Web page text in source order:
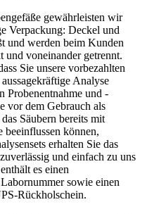
gewährleisten wir
Verpackung: Deckel und
und werden beim Kunden
und voneinander getrennt.
Sie unsere vorbezahlten
Analyse
Probenentnahme und -
vor dem Gebrauch als
Säubern bereits mit
beeinflussen können,
erhalten Sie das
und einfach zu uns
es einen
sowie einen
Rückholschein.